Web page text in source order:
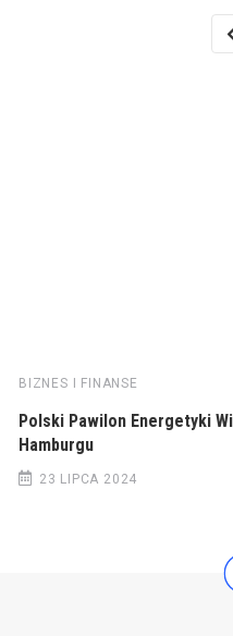
BIZNES I FINANSE
Polski Pawilon Energetyki
Hamburgu
23 LIPCA 2024